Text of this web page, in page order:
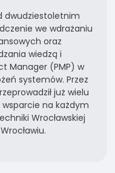
dwudziestoletnim
we wdrażaniu
oraz
wiedzą i
Manager (PMP) w
systemów. Przez
już wielu
na każdym
Wrocławskiej